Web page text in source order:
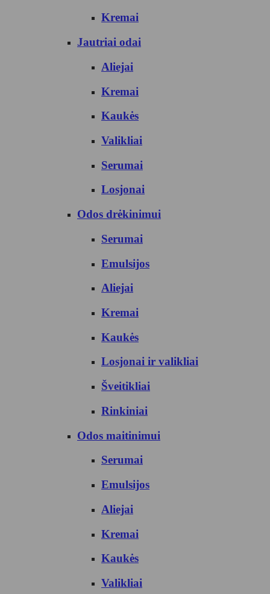
Kremai
Jautriai odai
Aliejai
Kremai
Kaukės
Valikliai
Serumai
Losjonai
Odos drėkinimui
Serumai
Emulsijos
Aliejai
Kremai
Kaukės
Losjonai ir valikliai
Šveitikliai
Rinkiniai
Odos maitinimui
Serumai
Emulsijos
Aliejai
Kremai
Kaukės
Valikliai